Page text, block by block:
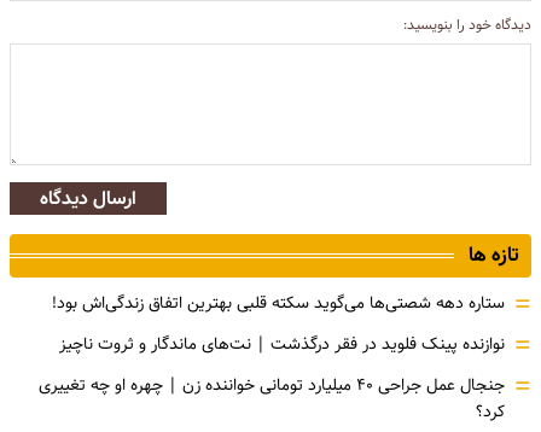
دیدگاه خود را بنویسید:
ارسال دیدگاه
تازه ها
= ستاره دهه شصتی‌ها می‌گوید سکته قلبی بهترین اتفاق زندگی‌اش بود!
= نوازنده پینک فلوید در فقر درگذشت | نت‌های ماندگار و ثروت ناچیز
=
جنجال عمل جراحی ۴۰ میلیارد تومانی خواننده زن | چهره او چه تغییری
کرد؟